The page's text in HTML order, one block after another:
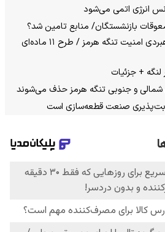
انرژی اتمی می‌شود
بازنشستگان/ منابع تامین شد؟
جزئیات جدید از طرح راهبردی امنیت تنگه هرمز / طرح ۱۱ ماده‌ای
لنگه + جزئیات
شمالی و جنوبی تنگه هرمز حذف می‌شوند
صنعت قطعه‌سازی است